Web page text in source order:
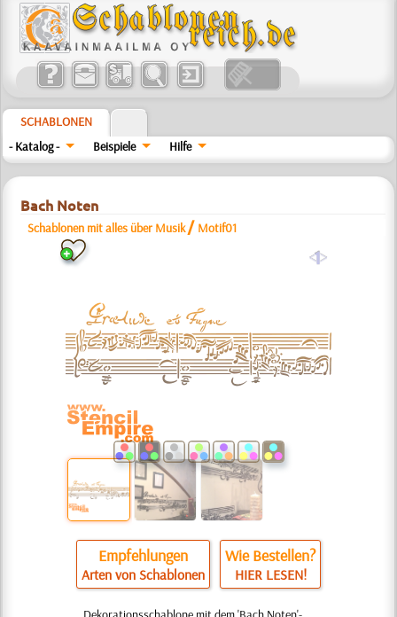
SCHABLONEN
- Katalog -
Beispiele Hilfe
Bach Noten
Schablonen mit alles über Musik / Motif01
a
Empfehlungen
Arten von Schablonen
Wie Bestellen?
HIER LESEN!